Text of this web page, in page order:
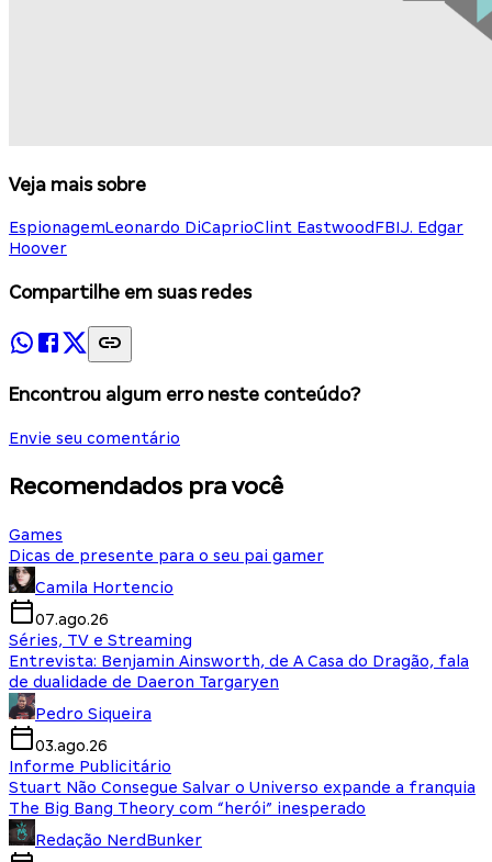
Veja mais sobre
EspionagemLeonardo DiCaprioClint EastwoodFBIJ. Edgar
Hoover
Compartilhe em suas redes
Encontrou algum erro neste conteúdo?
Envie seu comentário
Recomendados pra você
Games
Dicas de presente para o seu pai gamer
Camila Hortencio
07.ago.26
Séries, TV e Streaming
Entrevista: Benjamin Ainsworth, de A Casa do Dragão, fala
de dualidade de Daeron Targaryen
Pedro Siqueira
03.ago.26
Informe Publicitário
Stuart Não Consegue Salvar o Universo expande a franquia
The Big Bang Theory com “herói” inesperado
Redação NerdBunker